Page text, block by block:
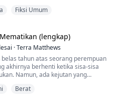
pun yang bisa nyakitin...
mendekatiku, menarikku ke
menempatkanku di atas kakinya.
Akhirn...
Fiksi Umum
(lengkap)
·Terra Matthews
tahun atas seorang perempuan
akhirnya berhenti ketika sisa-sisa
Namun, ada kejutan yang
hamil—dan sempat melahirkan
Berat